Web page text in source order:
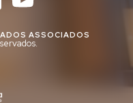
ASSOCIADOS